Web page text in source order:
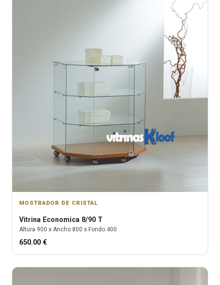
MOSTRADOR DE CRISTAL
Vitrina Economica 8/90 T
Altura 900 x Ancho 800 x Fondo 400
650.00 €